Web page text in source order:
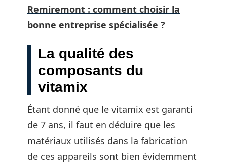
Remiremont : comment choisir la
bonne entreprise spécialisée ?
La qualité des
composants du
vitamix
Étant donné que le vitamix est garanti
de 7 ans, il faut en déduire que les
matériaux utilisés dans la fabrication
de ces appareils sont bien évidemment